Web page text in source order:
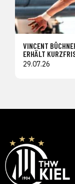
VINCENT
ERHÄLT
29.07.26